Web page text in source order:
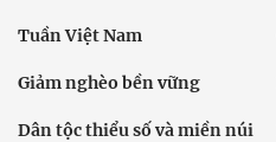
Tuần Việt Nam
Giảm nghèo bền vững
Dân tộc thiểu số và miền núi